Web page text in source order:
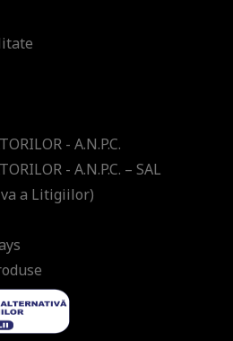
- A.N.P.C.
- A.N.P.C. – SAL
a Litigiilor)